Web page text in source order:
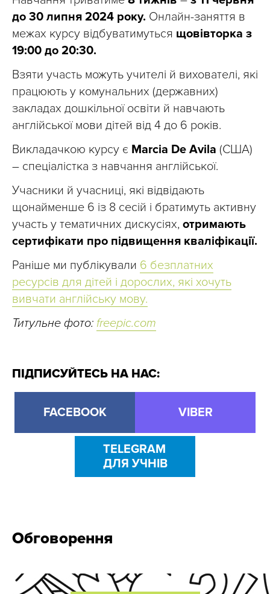
до 30 липня 2024 року. Онлайн-заняття в
межах курсу відбуватимуться щовівторка з
19:00 до 20:30.
Взяти участь можуть учителі й вихователі, які
працюють у комунальних (державних)
закладах дошкільної освіти й навчають
англійської мови дітей від 4 до 6 років.
Викладачкою курсу є Marcia De Avila (США)
– спеціалістка з навчання англійської.
Учасники й учасниці, які відвідають
щонайменше 6 із 8 сесій і братимуть активну
участь у тематичних дискусіях, отримають
сертифікати про підвищення кваліфікації.
Раніше ми публікували 6 безплатних
ресурсів для дітей і дорослих, які хочуть
вивчати англійську мову.
Титульне фото: freepic.com
ПІДПИСУЙТЕСЬ НА НАС:
FACEBOOK VIBER
TELEGRAM
ДЛЯ УЧНІВ
Обговорення